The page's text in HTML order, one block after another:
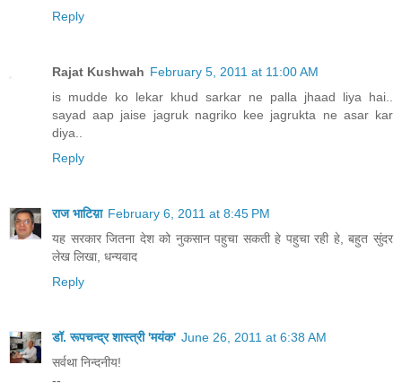
Reply
Rajat Kushwah February 5, 2011 at 11:00 AM
is mudde ko lekar khud sarkar ne palla jhaad liya hai..
sayad aap jaise jagruk nagriko kee jagrukta ne asar kar
diya..
Reply
राज भाटिय़ा February 6, 2011 at 8:45 PM
यह सरकार जितना देश को नुकसान पहुचा सकती हे पहुचा रही हे, बहुत सुंदर
लेख लिखा, धन्यवाद
Reply
डॉ. रूपचन्द्र शास्त्री 'मयंक' June 26, 2011 at 6:38 AM
सर्वथा निन्दनीय!
--